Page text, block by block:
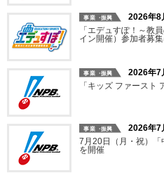
2026年8
「エデュすぽ！～教
イン開催）参加者募
2026年7
「キッズ ファースト
2026年7
7月20日（月・祝）「
を開催